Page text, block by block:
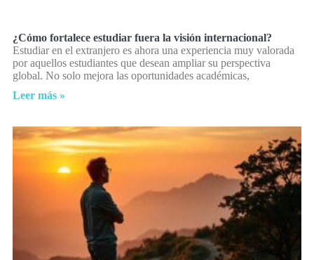
¿Cómo fortalece estudiar fuera la visión internacional?
Estudiar en el extranjero es ahora una experiencia muy valorada
por aquellos estudiantes que desean ampliar su perspectiva
global. No solo mejora las oportunidades académicas,
Leer más »